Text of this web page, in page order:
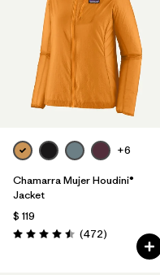
+6
Chamarra Mujer Houdini®
Jacket
$ 119
Valoración: 4.5 / 5
(472Comentarios
)